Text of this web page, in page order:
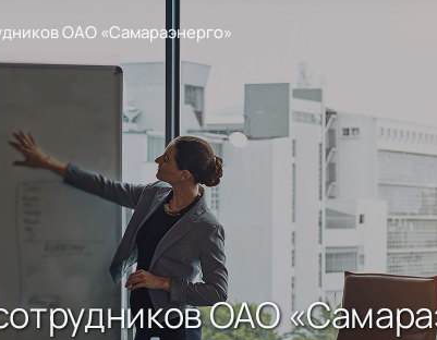
ОАО «Самараэнерго»
ОАО